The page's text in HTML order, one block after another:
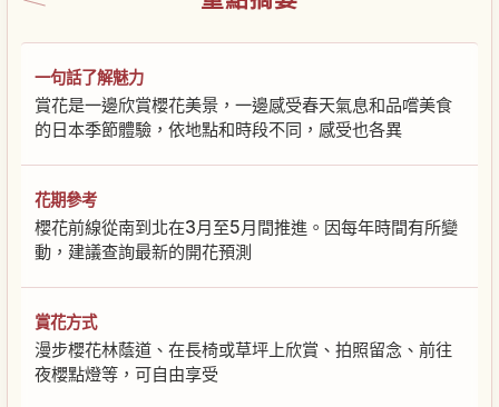
一句話了解魅力
賞花是一邊欣賞櫻花美景，一邊感受春天氣息和品嚐美食
的日本季節體驗，依地點和時段不同，感受也各異
花期參考
櫻花前線從南到北在3月至5月間推進。因每年時間有所變
動，建議查詢最新的開花預測
賞花方式
漫步櫻花林蔭道、在長椅或草坪上欣賞、拍照留念、前往
夜櫻點燈等，可自由享受